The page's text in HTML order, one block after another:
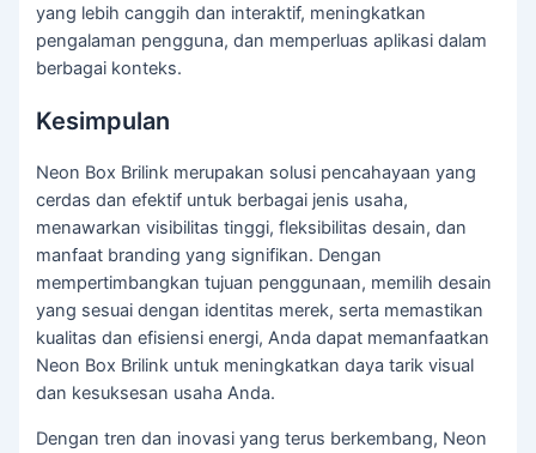
yang lebih canggih dan interaktif, meningkatkan
pengalaman pengguna, dan memperluas aplikasi dalam
berbagai konteks.
Kesimpulan
Neon Box Brilink merupakan solusi pencahayaan yang
cerdas dan efektif untuk berbagai jenis usaha,
menawarkan visibilitas tinggi, fleksibilitas desain, dan
manfaat branding yang signifikan. Dengan
mempertimbangkan tujuan penggunaan, memilih desain
yang sesuai dengan identitas merek, serta memastikan
kualitas dan efisiensi energi, Anda dapat memanfaatkan
Neon Box Brilink untuk meningkatkan daya tarik visual
dan kesuksesan usaha Anda.
Dengan tren dan inovasi yang terus berkembang, Neon